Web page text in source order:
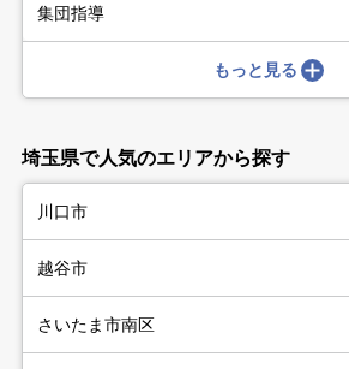
集団指導
もっと見る
埼玉県で人気のエリアから探す
川口市
越谷市
さいたま市南区